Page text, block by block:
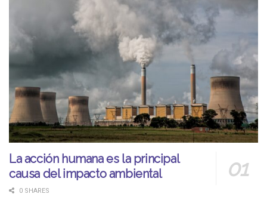
La acción humana es la principal
causa del impacto ambiental
0 SHARES